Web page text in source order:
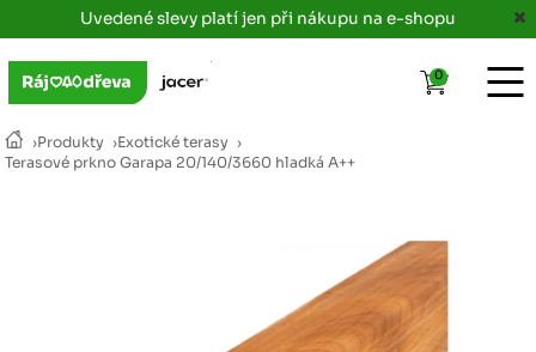
Uvedené slevy platí jen při nákupu na e-shopu
›Produkty ›Exotické terasy ›
Terasové prkno Garapa 20/140/3660 hladká A++
0